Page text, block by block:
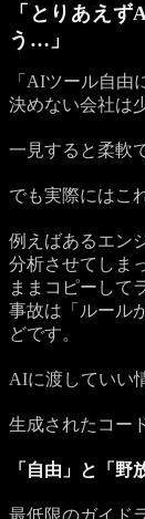
「とりあえ
う…」
「AIツール自由
決めない会社は
一見すると柔軟
でも実際にはこ
例えばあるエン
分析させてしま
ままコピーして
事故は「ルール
どです。
AIに渡していい
生成されたコー
「自由」と「野
最低限のガイド